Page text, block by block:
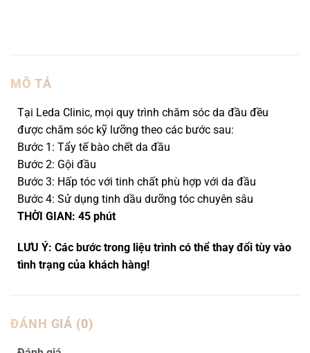
MÔ TẢ
Tại Leda Clinic, mọi quy trình chăm sóc da đầu đều
được chăm sóc kỹ lưỡng theo các bước sau:
Bước 1: Tẩy tế bào chết da đầu
Bước 2: Gội đầu
Bước 3: Hấp tóc với tinh chất phù hợp với da đầu
Bước 4: Sử dụng tinh dầu dưỡng tóc chuyên sâu
THỜI GIAN: 45 phút
LƯU Ý: Các bước trong liệu trình có thể thay đổi tùy vào
tình trạng của khách hàng!
ĐÁNH GIÁ (0)